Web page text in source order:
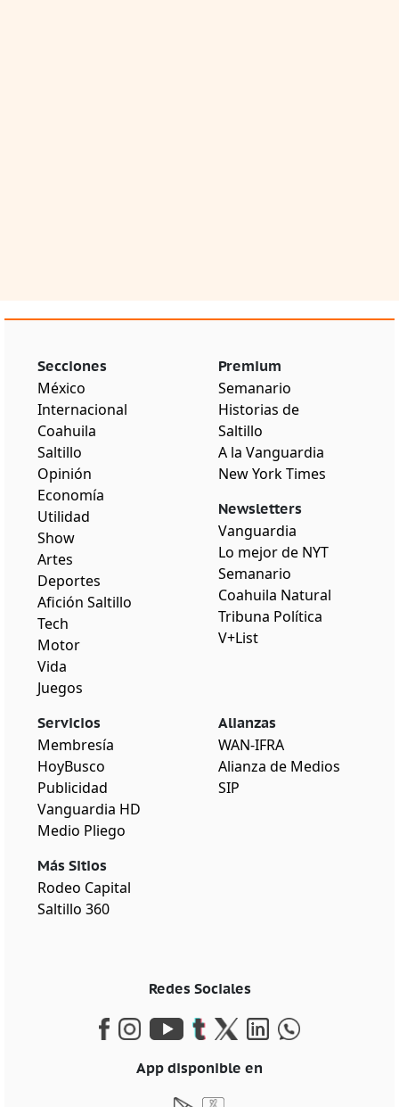
Secciones
México
Internacional
Coahuila
Saltillo
Opinión
Economía
Utilidad
Show
Artes
Deportes
Afición Saltillo
Tech
Motor
Vida
Juegos
Premium
Semanario
Historias de
Saltillo
A la Vanguardia
New York Times
Newsletters
Vanguardia
Lo mejor de NYT
Semanario
Coahuila Natural
Tribuna Política
V+List
Servicios
Membresía
HoyBusco
Publicidad
Vanguardia HD
Medio Pliego
Más Sitios
Rodeo Capital
Saltillo 360
Alianzas
WAN-IFRA
Alianza de Medios
SIP
Redes Sociales
App disponible en